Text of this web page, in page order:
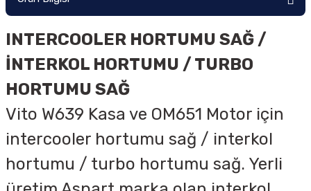
INTERCOOLER HORTUMU SAĞ /
İNTERKOL HORTUMU / TURBO
HORTUMU SAĞ
Vito W639 Kasa ve OM651 Motor için
intercooler hortumu sağ / interkol
hortumu / turbo hortumu sağ. Yerli